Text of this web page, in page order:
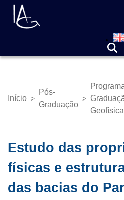
Pular
para
Trilha
Início >
Pós-
Graduação
>
Geofísica
Estudo das
físicas e
das bacias do